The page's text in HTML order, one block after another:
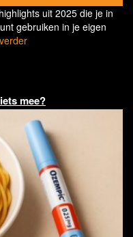
uit 2025 die je in
gebruiken in je eigen
mee?